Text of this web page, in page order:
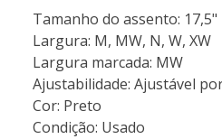
Tamanho do assento: 17,5"
Largura: M, MW, N, W, XW
Largura marcada: MW
Ajustabilidade: Ajustável
Cor: Preto
Condição: Usado